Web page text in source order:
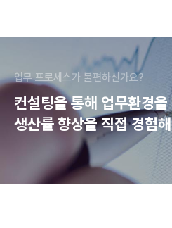
업무 프로세스가 불편하신가요?
컨설팅을 통해 업무환경
생산률 향상을 직접 경험